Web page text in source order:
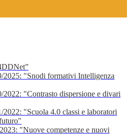
"Snodi formativi Intelligenza
"Contrasto dispersione e divari
"Scuola 4.0 classi e laboratori
"Nuove competenze e nuovi